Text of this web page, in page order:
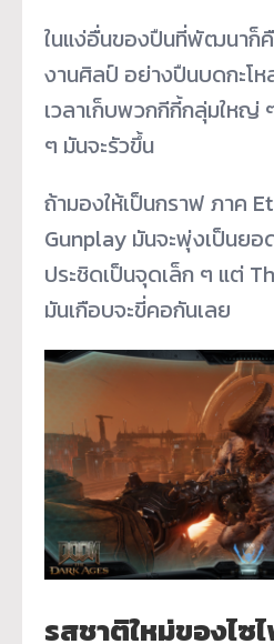
ในแง่อื่นของปืนที่พัฒนาก็
งานศิลป์ อย่างปืนบดกะโห
เวลาเก็บพวกกีกี้กลุ่มใหญ่
ๆ มันจะรัวขึ้น
ถ้ามองให้เป็นกราฟ ภาค
Gunplay มันจะพุ่งเป็นยอ
ประชิดเป็นจุดเล็ก ๆ แต่
มันเกือบจะขี่คอกันเลย
รสชาติใหม่ของไซ